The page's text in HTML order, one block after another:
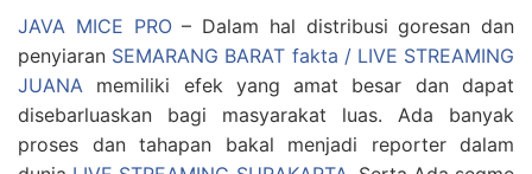
JAVA MICE PRO– Dalam hal distribusi goresan dan
penyiaran SEMARANG BARAT fakta / LIVE STREAMING
JUANA memiliki efek yang amat besar dan dapat
disebarluaskan bagi masyarakat luas. Ada banyak
proses dan tahapan bakal menjadi reporter dalam